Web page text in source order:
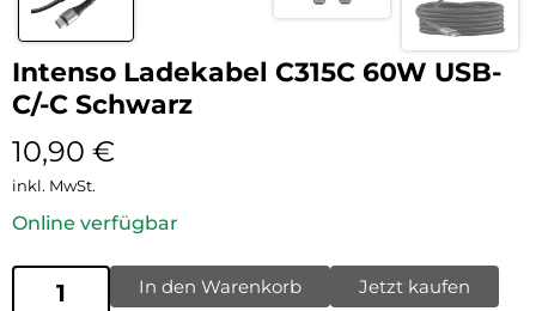
Intenso Ladekabel C315C 60W USB-
C/-C Schwarz
10,90 €
inkl. MwSt.
Online verfügbar
In den Warenkorb Jetzt kaufen